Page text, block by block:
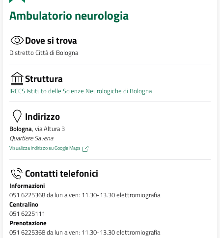
Ambulatorio neurologia
Dove si trova
Distretto Città di Bologna
Struttura
IRCCS Istituto delle Scienze Neurologiche di Bologna
Indirizzo
Bologna, via Altura 3
Quartiere Savena
Visualizza indirizzo su Google Maps
Contatti telefonici
Informazioni
051 6225368 da lun a ven: 11.30-13.30 elettromiografia
Centralino
051 6225111
Prenotazione
051 6225368 da lun a ven: 11.30-13.30 elettromiografia